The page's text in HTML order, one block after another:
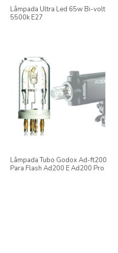
Lâmpada Ultra Led 65w Bi-volt
5500k E27
Lâmpada Tubo Godox Ad-ft200
Para Flash Ad200 E Ad200 Pro